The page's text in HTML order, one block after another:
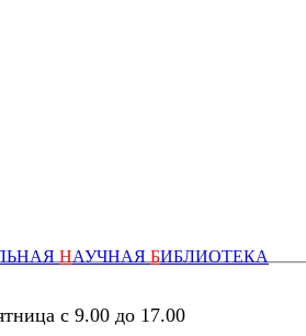
НАУЧНАЯ БИБЛИОТЕКА
с 9.00 до 17.00